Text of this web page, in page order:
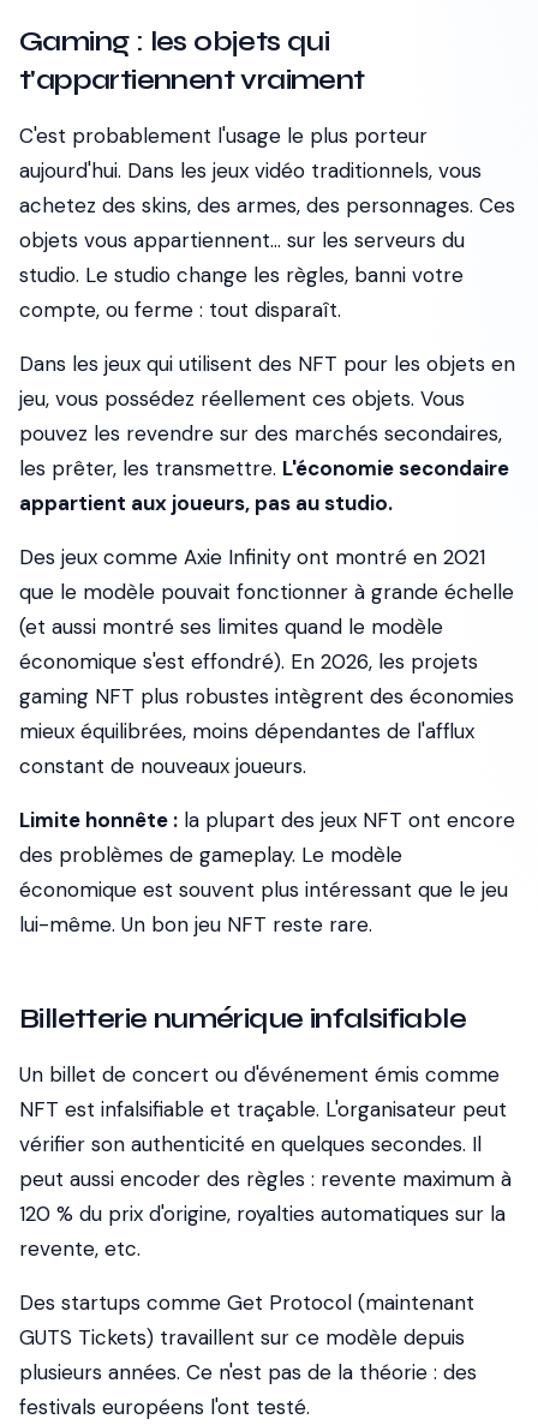
Gaming : les objets qui
t'appartiennent vraiment
C'est probablement l'usage le plus porteur
aujourd'hui. Dans les jeux vidéo traditionnels, vous
achetez des skins, des armes, des personnages. Ces
objets vous appartiennent... sur les serveurs du
studio. Le studio change les règles, banni votre
compte, ou ferme : tout disparaît.
Dans les jeux qui utilisent des NFT pour les objets en
jeu, vous possédez réellement ces objets. Vous
pouvez les revendre sur des marchés secondaires,
les prêter, les transmettre. L'économie secondaire
appartient aux joueurs, pas au studio.
Des jeux comme Axie Infinity ont montré en 2021
que le modèle pouvait fonctionner à grande échelle
(et aussi montré ses limites quand le modèle
économique s'est effondré). En 2026, les projets
gaming NFT plus robustes intègrent des économies
mieux équilibrées, moins dépendantes de l'afflux
constant de nouveaux joueurs.
Limite honnête : la plupart des jeux NFT ont encore
des problèmes de gameplay. Le modèle
économique est souvent plus intéressant que le jeu
lui-même. Un bon jeu NFT reste rare.
Billetterie numérique infalsifiable
Un billet de concert ou d'événement émis comme
NFT est infalsifiable et traçable. L'organisateur peut
vérifier son authenticité en quelques secondes. Il
peut aussi encoder des règles : revente maximum à
120 % du prix d'origine, royalties automatiques sur la
revente, etc.
Des startups comme Get Protocol (maintenant
GUTS Tickets) travaillent sur ce modèle depuis
plusieurs années. Ce n'est pas de la théorie : des
festivals européens l'ont testé.